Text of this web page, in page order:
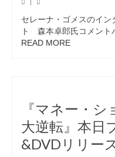
|
セレーナ・ゴメスのイン
ト 森本卓郎氏コメント
READ MORE
『マネー・
大逆転』本日
&DVDリリー